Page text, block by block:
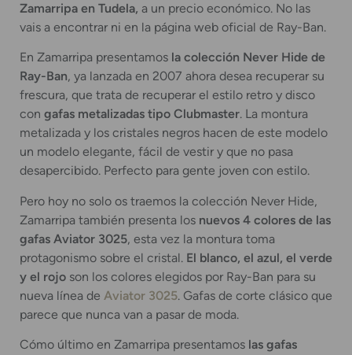
Zamarripa en Tudela, a un precio económico. No las
vais a encontrar ni en la página web oficial de Ray-Ban.
En Zamarripa presentamos la colección Never Hide de
Ray-Ban, ya lanzada en 2007 ahora desea recuperar su
frescura, que trata de recuperar el estilo retro y disco
con gafas metalizadas tipo Clubmaster. La montura
metalizada y los cristales negros hacen de este modelo
un modelo elegante, fácil de vestir y que no pasa
desapercibido. Perfecto para gente joven con estilo.
Pero hoy no solo os traemos la colección Never Hide,
Zamarripa también presenta los nuevos 4 colores de las
gafas Aviator 3025, esta vez la montura toma
protagonismo sobre el cristal. El blanco, el azul, el verde
y el rojo son los colores elegidos por Ray-Ban para su
nueva línea de Aviator 3025. Gafas de corte clásico que
parece que nunca van a pasar de moda.
Cómo último en Zamarripa presentamos las gafas